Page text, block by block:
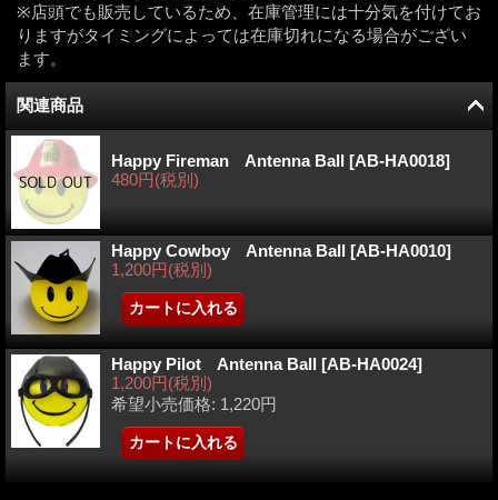
※店頭でも販売しているため、在庫管理には十分気を付けてお
りますがタイミングによっては在庫切れになる場合がござい
ます。
関連商品
Happy Fireman Antenna Ball [AB-HA0018]
480円(税別)
Happy Cowboy Antenna Ball [AB-HA0010]
1,200円(税別)
Happy Pilot Antenna Ball [AB-HA0024]
1,200円(税別)
希望小売価格: 1,220円